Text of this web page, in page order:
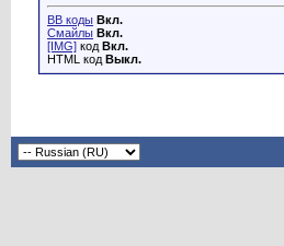
BB коды Вкл.
Смайлы Вкл.
[IMG] код Вкл.
HTML код Выкл.